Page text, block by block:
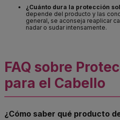
¿Cuánto dura la protección
depende del producto y las
general, se aconseja reaplicar
nadar o sudar intensamente.
FAQ sobre
para el Cabello
¿Cómo saber qué producto